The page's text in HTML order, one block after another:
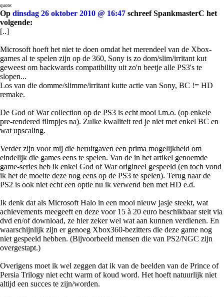
quote:
Op dinsdag 26 oktober 2010 @ 16:47 schreef SpankmasterC het
volgende:
[..]
Microsoft hoeft het niet te doen omdat het merendeel van de Xbox-
games al te spelen zijn op de 360, Sony is zo dom/slim/irritant kut
geweest om backwards compatibility uit zo'n beetje alle PS3's te
slopen...
Los van die domme/slimme/irritant kutte actie van Sony, BC != HD
remake.
De God of War collection op de PS3 is echt mooi i.m.o. (op enkele
pre-rendered filmpjes na). Zulke kwaliteit red je niet met enkel BC en
wat upscaling.
Verder zijn voor mij die heruitgaven een prima mogelijkheid om
eindelijk die games eens te spelen. Van de in het artikel genoemde
game-series heb ik enkel God of War origineel gespeeld (en toch vond
ik het de moeite deze nog eens op de PS3 te spelen). Terug naar de
PS2 is ook niet echt een optie nu ik verwend ben met HD e.d.
Ik denk dat als Microsoft Halo in een mooi nieuw jasje steekt, wat
achievements meegeeft en deze voor 15 à 20 euro beschikbaar stelt via
dvd en/of download, ze hier zeker wel wat aan kunnen verdienen. En
waarschijnlijk zijn er genoeg Xbox360-bezitters die deze game nog
niet gespeeld hebben. (Bijvoorbeeld mensen die van PS2/NGC zijn
overgestapt.)
Overigens moet ik wel zeggen dat ik van de beelden van de Prince of
Persia Trilogy niet echt warm of koud word. Het hoeft natuurlijk niet
altijd een succes te zijn/worden.